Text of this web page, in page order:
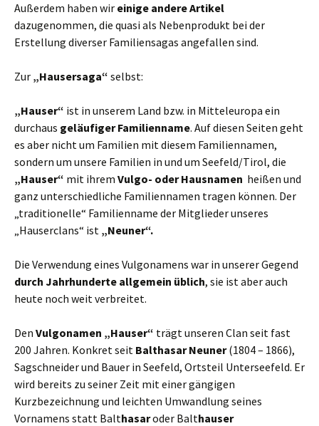
Außerdem haben wir einige andere Artikel
dazugenommen, die quasi als Nebenprodukt bei der
Erstellung diverser Familiensagas angefallen sind.
Zur „Hausersaga“ selbst:
„Hauser“ ist in unserem Land bzw. in Mitteleuropa ein
durchaus geläufiger Familienname. Auf diesen Seiten geht
es aber nicht um Familien mit diesem Familiennamen,
sondern um unsere Familien in und um Seefeld/Tirol, die
„Hauser“ mit ihrem Vulgo- oder Hausnamen heißen und
ganz unterschiedliche Familiennamen tragen können. Der
„traditionelle“ Familienname der Mitglieder unseres
„Hauserclans“ ist „Neuner“.
Die Verwendung eines Vulgonamens war in unserer Gegend
durch Jahrhunderte allgemein üblich, sie ist aber auch
heute noch weit verbreitet.
Den Vulgonamen „Hauser“ trägt unseren Clan seit fast
200 Jahren. Konkret seit Balthasar Neuner(1804 – 1866),
Sagschneider und Bauer in Seefeld, Ortsteil Unterseefeld. Er
wird bereits zu seiner Zeit mit einer gängigen
Kurzbezeichnung und leichten Umwandlung seines
Vornamens statt Balthasaroder Balthauser